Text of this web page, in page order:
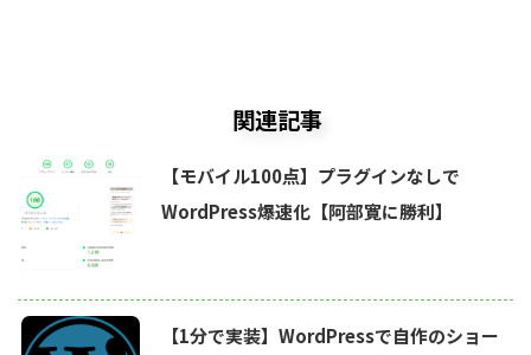
関連記事
【モバイル100点】プラグインなしで
WordPress爆速化【阿部寛に勝利】
【1分で実装】WordPressで自作のショー